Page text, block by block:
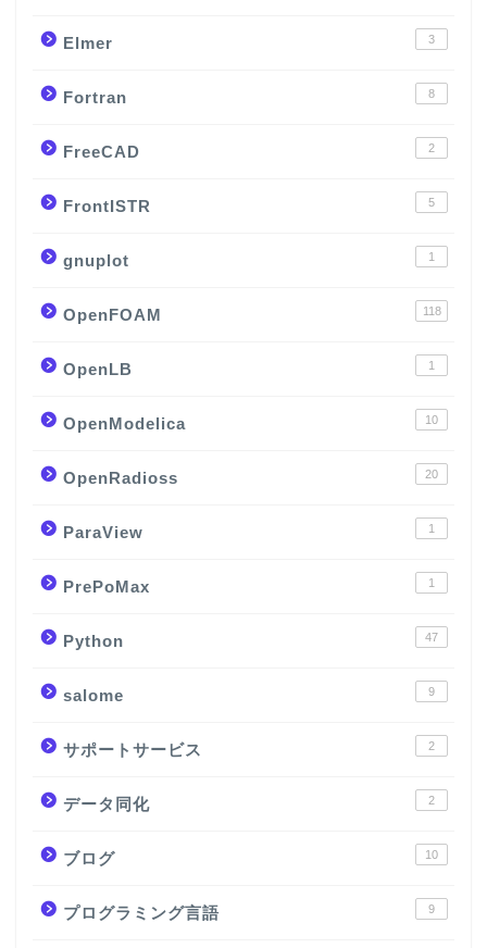
Elmer 3
Fortran 8
FreeCAD 2
FrontISTR 5
gnuplot 1
OpenFOAM 118
OpenLB 1
OpenModelica 10
OpenRadioss 20
ParaView 1
PrePoMax 1
Python 47
salome 9
サポートサービス 2
データ同化 2
ブログ 10
プログラミング言語 9